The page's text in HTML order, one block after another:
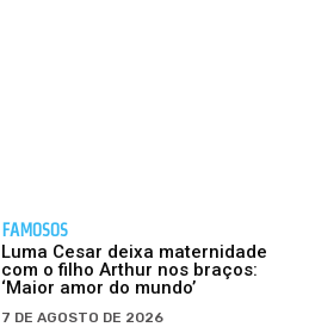
FAMOSOS
Luma Cesar deixa maternidade
com o filho Arthur nos braços:
‘Maior amor do mundo’
7 DE AGOSTO DE 2026